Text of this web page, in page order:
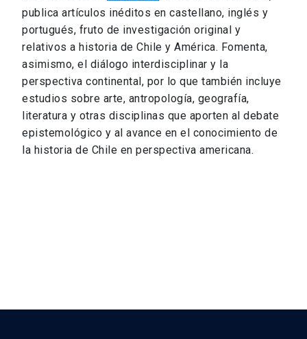
publica artículos inéditos en castellano, inglés y
portugués, fruto de investigación original y
relativos a historia de Chile y América. Fomenta,
asimismo, el diálogo interdisciplinar y la
perspectiva continental, por lo que también incluye
estudios sobre arte, antropología, geografía,
literatura y otras disciplinas que aporten al debate
epistemológico y al avance en el conocimiento de
la historia de Chile en perspectiva americana.